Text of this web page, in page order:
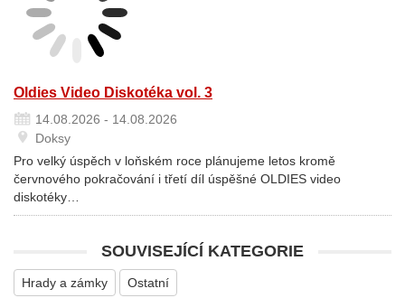
Oldies Video Diskotéka vol. 3
14.08.2026 - 14.08.2026
Doksy
Pro velký úspěch v loňském roce plánujeme letos kromě
červnového pokračování i třetí díl úspěšné OLDIES video
diskotéky…
SOUVISEJÍCÍ KATEGORIE
Hrady a zámky Ostatní